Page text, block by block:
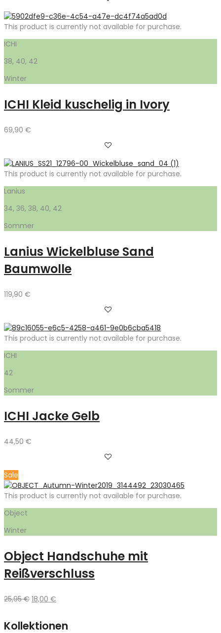
This product is currently not available for purchase.
ICHI
38, 40, 42
Winter
ICHI Kleid kuschelig in Ivory
69,90 €
This product is currently not available for purchase.
Lanius
34, 36, 38, 40, 42
Sommer
Lanius Wickelbluse Sand
Baumwolle
119,90 €
This product is currently not available for purchase.
ICHI
42
Sommer
ICHI Jacke Gelb
44,50 €
Sale
This product is currently not available for purchase.
Object
Winter
Object Handschuhe mit
Reißverschluss
25,95€ Ursprünglicher
war:
25,95 €
18,00 €
18,00 €.
Kollektionen